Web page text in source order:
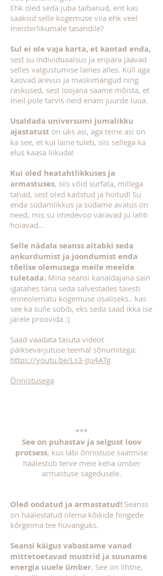
Ehk oled seda juba taibanud, ent kas
saaksid selle kogemuse viia ehk veel
meisterlikumale tasandile?
Sul ei ole vaja karta, et kaotad enda,
sest su individuaalsus ja eripära jäävad
selles valgustumise laines alles. Küll aga
kaovad ärevus ja maskimängud ning
raskused, sest loojana saame mõista, et
meil pole tarvis neid enam juurde luua.
Usaldada universumi jumalikku
ajastatust on üks asi, aga teine asi on
ka see, et kui laine tuleb, siis sellega ka
elus kaasa liikuda!
Kui oled heatahtlikkuses ja
armastuses, siis võid surfata, millega
tahad, sest oled kaitstud ja hoitud! Su
enda südamlikkus ja südame avatus on
need, mis su imedevoo väravad ju lahti
hoiavad...
Selle nädala seanss aitabki seda
ankurdumist ja joondumist enda
tõelise olemusega meile meelde
tuletada. Mina seansi kanaldajana sain
igatahes täna seda salvestades täiesti
enneolematu kogemuse osaliseks.. kas
see ka sulle sobib, eks seda saad ikka ise
järele proovida :)
Saad vaadata tasuta videot
päiksevarjutuse teemal sõnumitega:
https://youtu.be/Ls3-JJu4ATg
Õnnistusega
***
See on puhastav ja selgust loov
protsess, kus läbi õnnistuse saatmise
häälestub terve meie keha ümber
armastuse sagedusele.
Oled oodatud ja armastatud! Seanss
on häälestatud olema kõikide hingede
kõrgeima tee hüvanguks.
Seansi käigus vabastame vanad
mittetoetavad mustrid ja suuname
energia uuele ümber. See on lihtne,